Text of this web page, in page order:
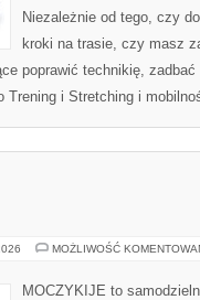
Niezależnie od tego, czy
kroki na trasie, czy masz
poprawić technikię,
Trening i Stretching i
MOŻLIWOŚĆ
MOCZYKIJE to